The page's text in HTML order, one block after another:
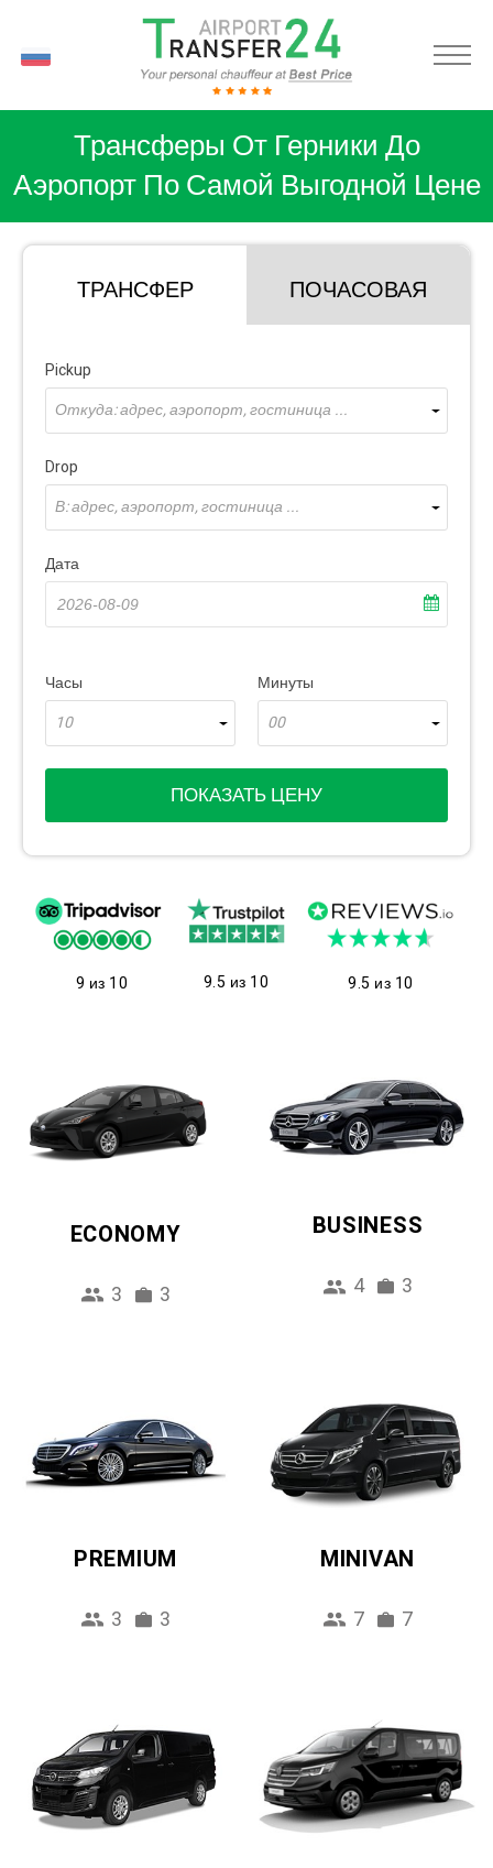
Трансферы От Герники До
Аэропорт По Самой Выгодной Цене
ТРАНСФЕР ПОЧАСОВАЯ
Pickup
Откуда: адрес, аэропорт, гостиница ...
Drop
В: адрес, аэропорт, гостиница ...
Дата
Часы
10
Минуты
00
ПОКАЗАТЬ ЦЕНУ
9 из 10 9.5 из 10 9.5 из 10
ECONOMY
3 3
BUSINESS
4 3
PREMIUM
3 3
MINIVAN
7 7